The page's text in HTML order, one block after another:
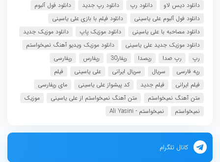
دانلود دیس لاو
دانلود رپ دانلود رپ جدید
دانلود فول آلبوم
دانلود فول آلبوم علی یاسینی
دانلود فیلم با بازی علی یاسینی
دانلود مصاحبه با علی یاسینی
دانلود موزیک پاپ
دانلود موزیک جدید
دانلود موزیک جدید علی یاسینی
دانلود موزیک ویدیو آهنگ نمیخواستم
رپ
رپ صدا رپصدا رپفار30 رپفارس
رپفارسی
رپه فارسی
سریال سریال ایرانی علی یاسینی
فیلم
فیلم ایرانی
فیلم جدید کد پیشواز علی یاسینی
مای رپفارسی
متن آهنگ نمیخواستم
متن آهنگ نمیخواستم از علی یاسینی
موزیک
نمیخواستم
نمیخواستم - Ali Yasini
کانال تلگرام